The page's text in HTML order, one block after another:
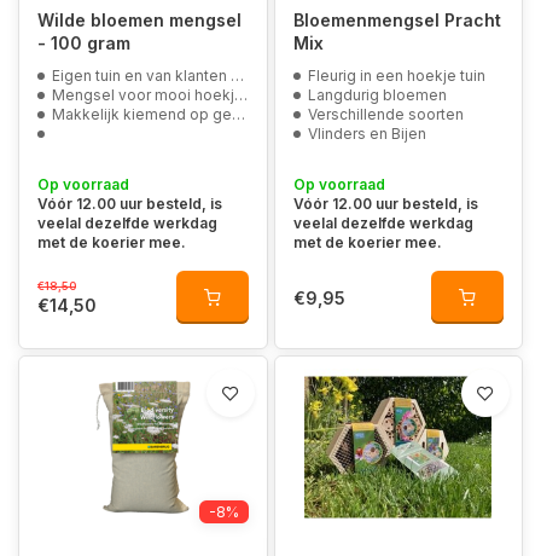
Wilde bloemen mengsel
- 100 gram
Eigen tuin en van klanten op de foto
Mengsel voor mooi hoekje of prachtige bloemenzee
Makkelijk kiemend op gewone tot lichte zandgronden
Op voorraad
Vóór 12.00 uur besteld, is
veelal dezelfde werkdag
met de koerier mee.
€18,50
€14,50
Bloemenmengsel Pracht
Mix
Fleurig in een hoekje tuin
Langdurig bloemen
Verschillende soorten
Vlinders en Bijen
Op voorraad
Vóór 12.00 uur besteld, is
veelal dezelfde werkdag
met de koerier mee.
€9,95
-8%